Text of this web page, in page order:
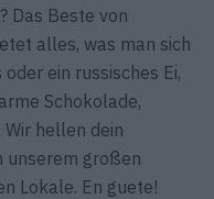
Das Beste von
alles, was man sich
ein russisches Ei,
Schokolade,
hellen dein
unserem großen
Lokale. En guete!